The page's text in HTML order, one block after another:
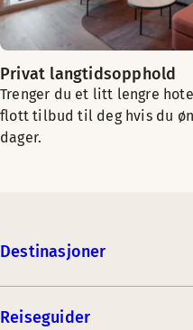
Privat langtidsopphold
Trenger du et litt lengre
flott tilbud til deg hvis du
dager.
Destinasjoner
Reiseguider